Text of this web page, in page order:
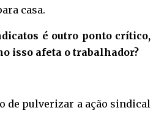
casa.
é outro ponto crítico,
isso afeta o trabalhador?
de pulverizar a ação sindical